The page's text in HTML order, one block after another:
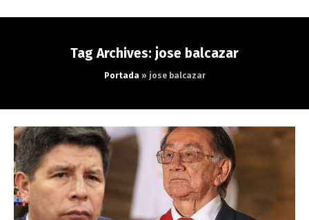
Tag Archives: jose balcazar
Portada» jose balcazar